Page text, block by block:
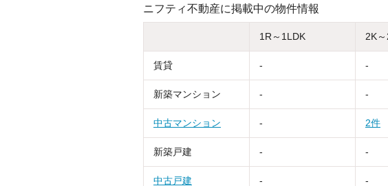
ニフティ不動産に掲載中の物件情報
1R～1LDK 2K
賃貸 - -
新築マンション - -
中古マンション - 2件
新築戸建 - -
中古戸建 - -